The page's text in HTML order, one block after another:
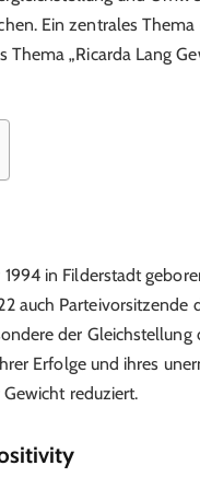
Ein zentrales
„Ricarda Lang
1994 in Filderstadt
auch Parteivorsitzende
der
Erfolge und ihres
reduziert.